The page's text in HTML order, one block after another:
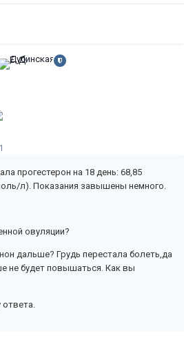
прогестерон на 18 день: 68,85
л). Показания завышены немного.
овуляции?
дальше? Грудь перестала болеть,да
не будет повышаться. Как вы
ответа.